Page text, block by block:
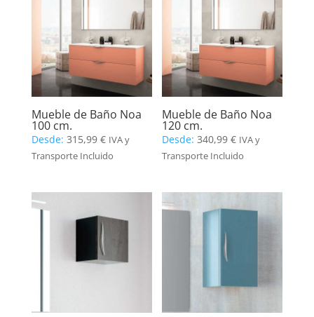
Mueble de Baño Noa
100 cm.
Desde: 315,99 € IVA y
Transporte Incluido
Mueble de Baño Noa
120 cm.
Desde:340,99€ IVA y
Transporte Incluido